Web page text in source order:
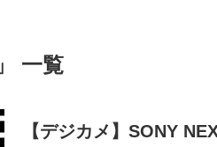
一覧
【デジカメ】SONY